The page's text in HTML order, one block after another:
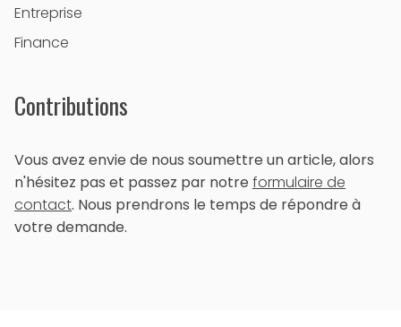
Entreprise
Finance
Contributions
Vous avez envie de nous soumettre un article, alors
n'hésitez pas et passez par notre formulaire de
contact. Nous prendrons le temps de répondre à
votre demande.